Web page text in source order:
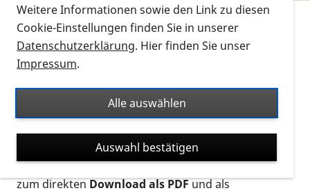
Thema Infomaterial auf der PRO RETINA-Website
für blinde und sehbehinderte Menschen an.
Auf dieser Seite finden Sie sämtliches Infomaterial
Ort. Nutzen Sie den Formatfilter, um ausschließlich
nach Flyern und Broschüren, Audios oder Videos zu
suchen. Die meisten Flyer und Broschüren werden in
verschiedenen Formaten angeboten: zur
postalischen Bestellung als gedruckte Variante
zum direktenDownload als PDFund als
Weitere Informationen sowie den Link zu diesen
Cookie-Einstellungen finden Sie in unserer
Datenschutzerklärung. Hier finden Sie unser
Impressum.
Alle auswählen
Auswahl bestätigen